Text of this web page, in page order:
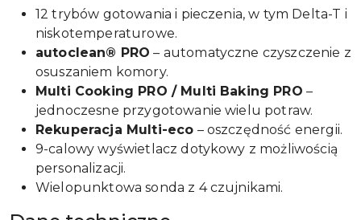
12 trybów gotowania i pieczenia, w tym Delta-T i
niskotemperaturowe.
autoclean® PRO – automatyczne czyszczenie z
osuszaniem komory.
Multi Cooking PRO / Multi Baking PRO –
jednoczesne przygotowanie wielu potraw.
Rekuperacja Multi-eco – oszczędność energii.
9-calowy wyświetlacz dotykowy z możliwością
personalizacji.
Wielopunktowa sonda z 4 czujnikami.